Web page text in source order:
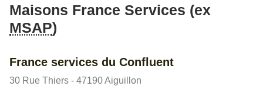
Maisons France Services (ex
MSAP)
France services du Confluent
30 Rue Thiers - 47190 Aiguillon